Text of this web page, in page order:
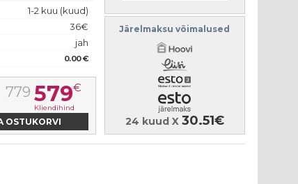
1-2 kuu (kuud)
36€
jah
0.00 €
579€
Kliendihind
779
Järelmaksu võimalused
24 kuud X 30.51€